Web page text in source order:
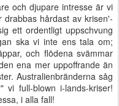
och djupare intresse är vi
drabbas hårdast av krisen'-
ett ordentligt uppschvung
ska vi inte ens tala om;
och flödena svämmar
ena mer uppoffrande än
Australienbränderna såg
vi full-blown i-lands-kriser!
i alla fall!